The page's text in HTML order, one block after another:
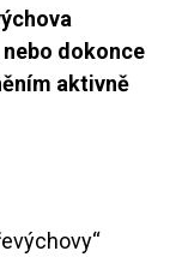
dokonce
aktivně